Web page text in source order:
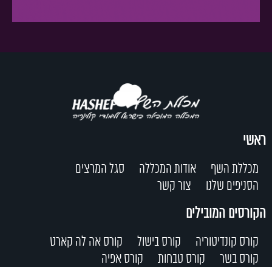
ראשי
מכללת השף אודות המכללה
סגל המרצים
הסניפים שלנו
צור קשר
הקורסים המובילים
קורס קונדיטוריה קורס בישול
קורס אה לה קארט
קורס בשר
קורס טבחות
קורס אפיה